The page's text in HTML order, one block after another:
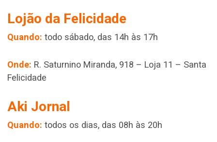
Lojão da Felicidade
Quando: todo sábado, das 14h às 17h
Onde: R. Saturnino Miranda, 918 – Loja 11 – Santa
Felicidade
Aki Jornal
Quando: todos os dias, das 08h às 20h